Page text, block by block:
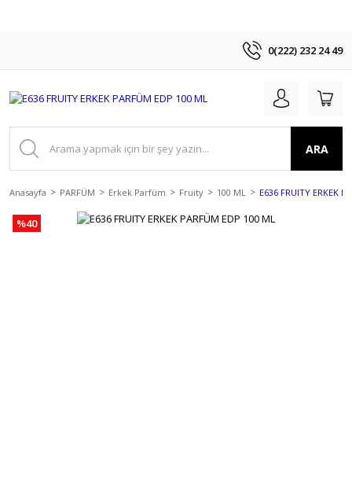
0(222) 232 24 49
ARA
Anasayfa PARFÜM Erkek Parfüm Fruity 100 ML E636 FRUITY ERKEK
%40